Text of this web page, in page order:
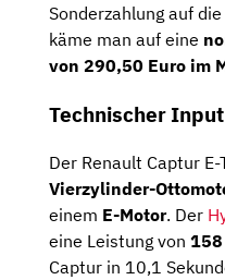
Sonderzahlung auf
käme man auf eine
von 290,50 Euro im
Technischer
Der Renault Captur
Vierzylinder-
einem E-Motor. Der
eine Leistung von 158
Captur in 10,1